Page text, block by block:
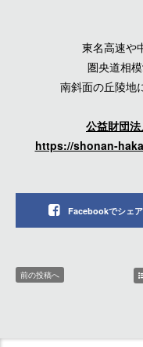
東名高速や
圏央道相
南斜面の丘陵地
公益財団
https://shonan-
Facebookでシェア
前の投稿へ